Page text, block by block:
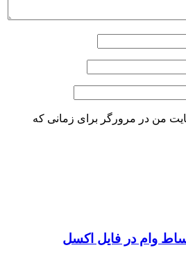
من در مرورگر برای زمانی که
وام در فایل اکسل